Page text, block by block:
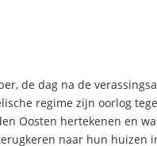
de dag na de
regime zijn oorlog
Oosten hertekenen en
naar hun huizen